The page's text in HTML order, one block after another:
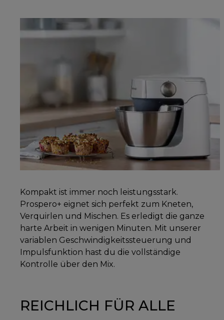
Kompakt ist immer noch leistungsstark.
Prospero+ eignet sich perfekt zum Kneten,
Verquirlen und Mischen. Es erledigt die ganze
harte Arbeit in wenigen Minuten. Mit unserer
variablen Geschwindigkeitssteuerung und
Impulsfunktion hast du die vollständige
Kontrolle über den Mix.
REICHLICH FÜR ALLE